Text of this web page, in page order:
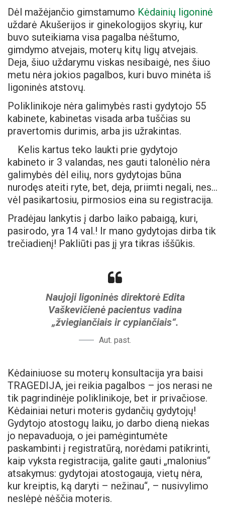
Dėl mažėjančio gimstamumo Kėdainių ligoninė
uždarė Akušerijos ir ginekologijos skyrių, kur
buvo suteikiama visa pagalba nėštumo,
gimdymo atvejais, moterų kitų ligų atvejais.
Deja, šiuo uždarymu viskas nesibaigė, nes šiuo
metu nėra jokios pagalbos, kuri buvo minėta iš
ligoninės atstovų.
Poliklinikoje nėra galimybės rasti gydytojo 55
kabinete, kabinetas visada arba tuščias su
pravertomis durimis, arba jis užrakintas.
Kelis kartus teko laukti prie gydytojo
kabineto ir 3 valandas, nes gauti talonėlio nėra
galimybės dėl eilių, nors gydytojas būna
nurodęs ateiti ryte, bet, deja, priimti negali, nes…
vėl pasikartosiu, pirmosios eina su registracija.
Pradėjau lankytis į darbo laiko pabaigą, kuri,
pasirodo, yra 14 val.! Ir mano gydytojas dirba tik
trečiadienį! Pakliūti pas jį yra tikras iššūkis.
Naujoji ligoninės direktorė Edita
Vaškevičienė pacientus vadina
„žviegiančiais ir cypiančiais“.
Aut. past.
Kėdainiuose su moterų konsultacija yra baisi
TRAGEDIJA, jei reikia pagalbos – jos nerasi ne
tik pagrindinėje poliklinikoje, bet ir privačiose.
Kėdainiai neturi moteris gydančių gydytojų!
Gydytojo atostogų laiku, jo darbo dieną niekas
jo nepavaduoja, o jei pamėgintumėte
paskambinti į registratūrą, norėdami patikrinti,
kaip vyksta registracija, galite gauti „malonius“
atsakymus: gydytojai atostogauja, vietų nėra,
kur kreiptis, ką daryti – nežinau“, – nusivylimo
neslėpė nėščia moteris.